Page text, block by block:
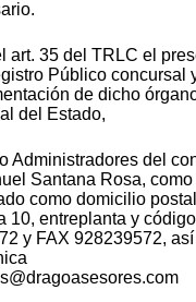
art. 35 del TRLC el
Público concursal
de dicho
del Estado,
Administradores del
Santana Rosa,
como domicilio
10, entreplanta y
y FAX 928239572,